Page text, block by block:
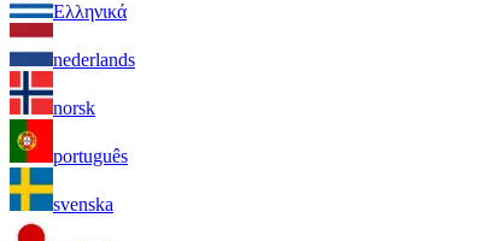
Ελληνικά
nederlands
norsk
português
svenska